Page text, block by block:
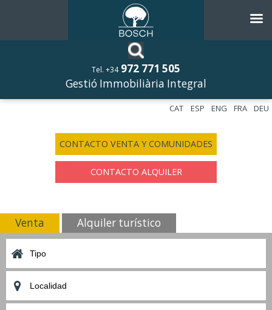
Tel. +34 972 771 505
Gestió Immobiliària Integral
DEU
FRA
ENG
ESP
CAT
CONTACTO VENTA Y COMUNIDADES
CONTACTO ALQUILER
Venta Alquiler turístico